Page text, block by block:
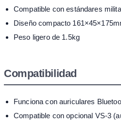
Compatible con estándares
Diseño compacto
Peso ligero de 1.5kg
Compatibilidad
Funciona con auriculares
Compatible con opcional VS-3